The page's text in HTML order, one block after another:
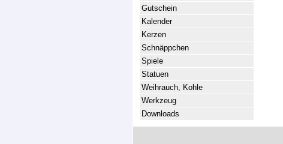
Gutschein
Kalender
Kerzen
Schnäppchen
Spiele
Statuen
Weihrauch, Kohle
Werkzeug
Downloads